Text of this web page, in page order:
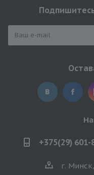
+375(29) 601-
г.